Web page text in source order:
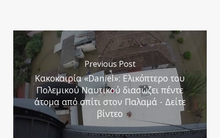
Previous Post
Κακοκαιρία «Daniel»: Ελικόπτερο του
Πολεμικού Ναυτικού διασώζει πέντε
άτομα από σπίτι στον Παλαμά - Δείτε
βίντεο